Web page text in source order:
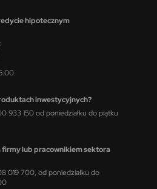
hipotecznym
inwestycyjnych?
933 150 od poniedziałku do piątku
lub pracownikiem sektora
019 700, od poniedziałku do